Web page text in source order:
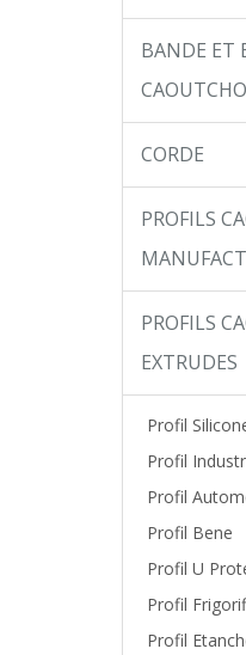
BANDE ET
CORDE
PROFILS
PROFILS
EXTRUDES
Profil
Profil
Profil
Profil Bene
Profil U
Profil
Profil